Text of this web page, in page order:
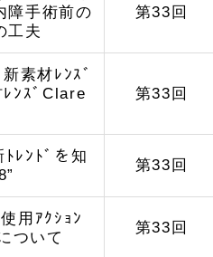
手術前の
工夫
第33回
素材ﾚﾝｽﾞ
ﾝｽﾞClare
第33回
ﾚﾝﾄﾞを知
第33回
用ｱｸｼｮﾝ
ついて
第33回